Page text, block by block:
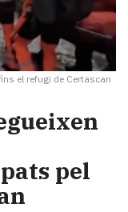
el refugi de Certascan
pel